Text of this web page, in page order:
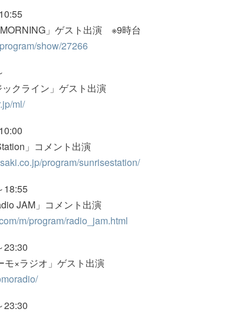
」ゲスト出演 ※9時台
show/27266
クライン」ゲスト出演
ml/
」コメント出演
program/sunrisestation/
18:55
JAM」コメント出演
m/program/radio_jam.html
23:30
モ×ラジオ」ゲスト出演
23:30